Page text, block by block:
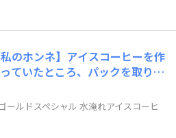
ホンネ】アイスコーヒーを作
ていたところ、パックを取り出
しまいました…。コーヒーの
増した気がするのですが、意外
いていました。 ミルクを入れ
ールドスペシャル 水淹れアイスコーヒ